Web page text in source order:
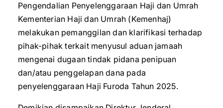
Pengendalian Penyelenggaraan Haji dan Umrah
Kementerian Haji dan Umrah (Kemenhaj)
melakukan pemanggilan dan klarifikasi terhadap
pihak-pihak terkait menyusul aduan jamaah
mengenai dugaan tindak pidana penipuan
dan/atau penggelapan dana pada
penyelenggaraan Haji Furoda Tahun 2025.